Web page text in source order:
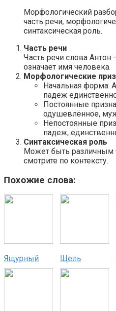
Морфологический
часть речи,
синтаксическая роль.
Часть речи
Часть речи слова
означает имя человека.
Морфологические
Начальная форма:
падеж
Постоянные
одушевлённое,
Непостоянные
падеж,
Синтаксическая роль
Может быть различным
смотрите по контексту.
Похожие слова:
Ящурный Щель